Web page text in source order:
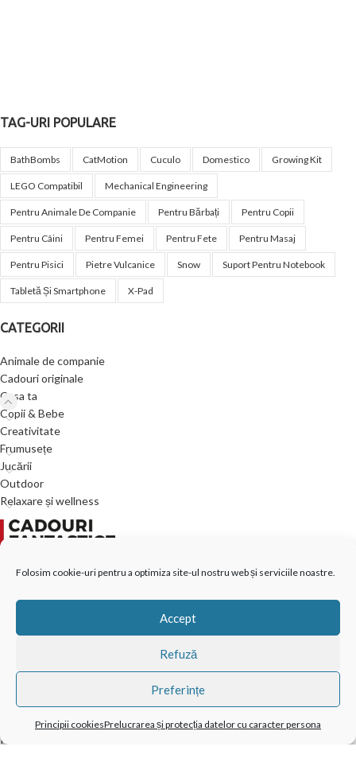
Folosim cookie-uri pentru a optimiza site-ul nostru web și serviciile noastre.
Accept
Refuză
Preferințe
Principii cookiesPrelucrarea și protecția datelor cu caracter persona
TAG-URI POPULARE
BathBombs CatMotion Cuculo Domestico Growing Kit
LEGO Compatibil Mechanical Engineering
Pentru Animale De Companie Pentru Bărbați Pentru Copii
Pentru Câini Pentru Femei Pentru Fete Pentru Masaj
Pentru Pisici Pietre Vulcanice Snow Suport Pentru Notebook
Tabletă Și Smartphone X-Pad
CATEGORII
Animale de companie
Cadouri originale
Casa ta
Copii & Bebe
Creativitate
Frumusețe
Jucării
Outdoor
Relaxare și wellness
VISO TRADE s.r.o.
Pravdova 837
Republica Cehă
info@cadourifantastice.ro
Principii cookies (EU)